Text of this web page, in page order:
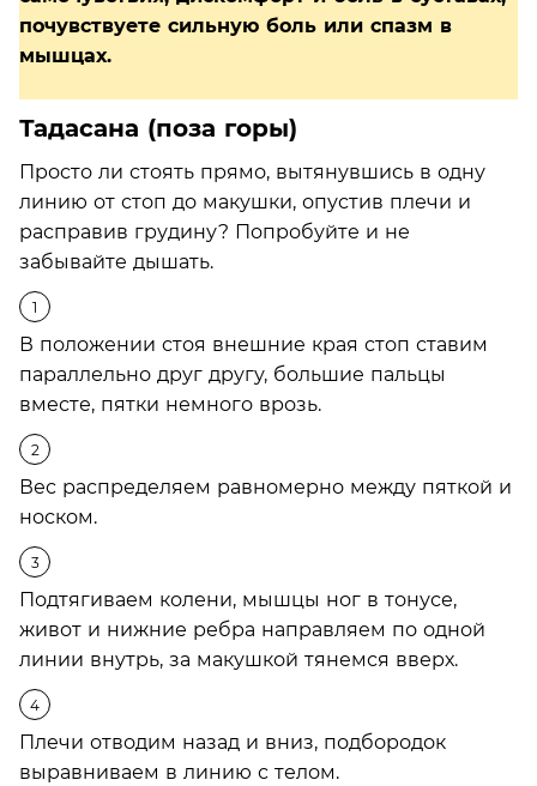
почувствуете сильную боль или спазм в
мышцах.
Тадасана (поза горы)
Просто ли стоять прямо, вытянувшись в одну
линию от стоп до макушки, опустив плечи и
расправив грудину? Попробуйте и не
забывайте дышать.
В положении стоя внешние края стоп ставим
параллельно друг другу, большие пальцы
вместе, пятки немного врозь.
Вес распределяем равномерно между пяткой и
носком.
Подтягиваем колени, мышцы ног в тонусе,
живот и нижние ребра направляем по одной
линии внутрь, за макушкой тянемся вверх.
Плечи отводим назад и вниз, подбородок
выравниваем в линию с телом.